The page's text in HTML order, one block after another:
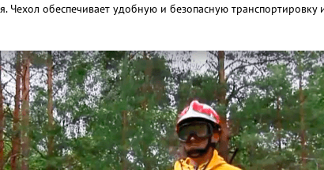
Чехол обеспечивает удобную и безопасную